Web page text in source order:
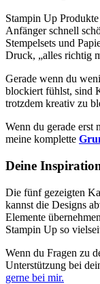
Stampin Up
Anfänger schnell
Stempelsets und
Druck, „alles richtig
Gerade wenn du
blockiert fühlst, sind
trotzdem kreativ zu
Wenn du gerade erst
meine komplette
Deine
Die fünf gezeigten
kannst die Designs
Elemente
Stampin Up so
Wenn du Fragen zu
Unterstützung bei
gerne bei mir.